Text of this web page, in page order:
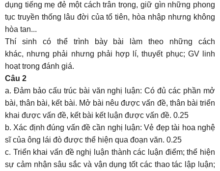
dụng tiếng mẹ đẻ một cách trân trọng, giữ gìn những phong
tục truyền thống lâu đời của tổ tiên, hòa nhập nhưng không
hòa tan...
Thí sinh có thể trình bày bài làm theo những cách
khác, nhưng phải nhưng phải hợp lí, thuyết phục; GV linh
hoạt trong đánh giá.
Câu 2
a. Đảm bảo cấu trúc bài văn nghị luận: Có đủ các phần mở
bài, thân bài, kết bài. Mở bài nêu được vấn đề, thân bài triển
khai được vấn đề, kết bài kết luận được vấn đề. 0.25
b. Xác định đúng vấn đề cần nghị luận: Vẻ đẹp tài hoa nghệ
sĩ của ông lái đò được thể hiện qua đoạn văn. 0.25
c. Triển khai vấn đề nghị luận thành các luận điểm; thể hiện
sự cảm nhận sâu sắc và vận dụng tốt các thao tác lập luận;